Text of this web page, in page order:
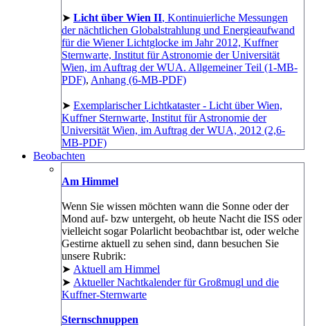
➤ Licht über Wien II, Kontinuierliche Messungen
der nächtlichen Globalstrahlung und Energieaufwand
für die Wiener Lichtglocke im Jahr 2012, Kuffner
Sternwarte, Institut für Astronomie der Universität
Wien, im Auftrag der WUA. Allgemeiner Teil (1-MB-
PDF), Anhang (6-MB-PDF)
➤ Exemplarischer Lichtkataster - Licht über Wien,
Kuffner Sternwarte, Institut für Astronomie der
Universität Wien, im Auftrag der WUA, 2012 (2,6-
MB-PDF)
Beobachten
Am Himmel
Wenn Sie wissen möchten wann die Sonne oder der
Mond auf- bzw untergeht, ob heute Nacht die ISS oder
vielleicht sogar Polarlicht beobachtbar ist, oder welche
Gestirne aktuell zu sehen sind, dann besuchen Sie
unsere Rubrik:
➤ Aktuell am Himmel
➤ Aktueller Nachtkalender für Großmugl und die
Kuffner-Sternwarte
Sternschnuppen